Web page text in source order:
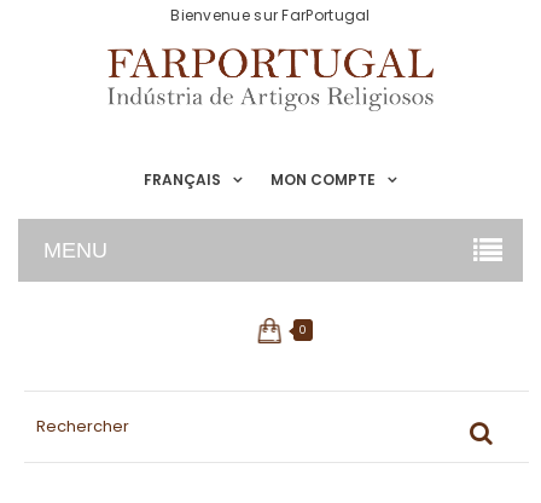
FRANÇAIS
Bienvenue sur FarPortugal
MON COMPTE
MENU
0